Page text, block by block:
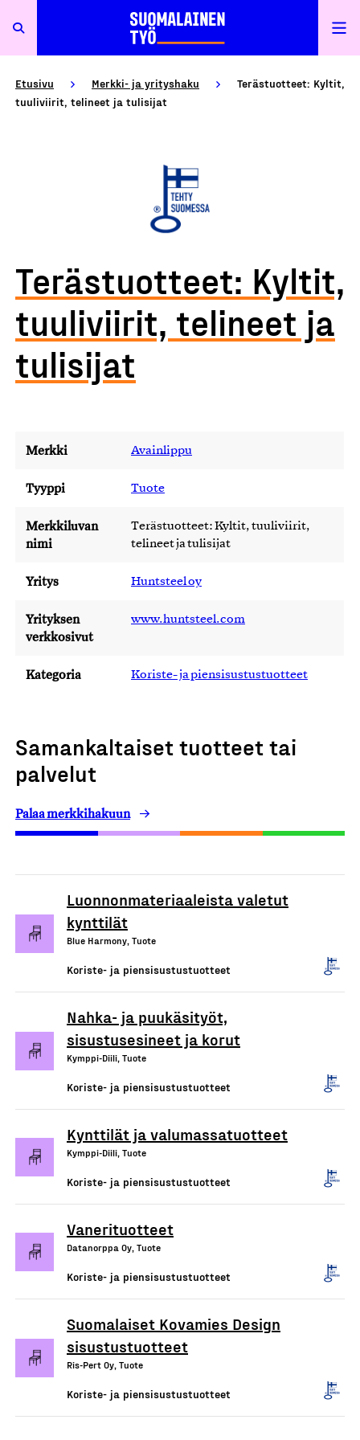
Etusivu Merkki- ja yrityshaku
Terästuotteet: Kyltit,
tuuliviirit, telineet ja tulisijat
Terästuotteet: Kyltit,
tuuliviirit, telineet ja
tulisijat
Merkki Avainlippu
Tyyppi Tuote
Merkkiluvan
nimi
Terästuotteet: Kyltit, tuuliviirit,
telineet ja tulisijat
Yritys Huntsteel oy
Yrityksen
verkkosivut
www.huntsteel.com
Kategoria Koriste- ja piensisustustuotteet
Samankaltaiset tuotteet tai
palvelut
Palaa merkkihakuun
Luonnonmateriaaleista valetut
kynttilät
Blue Harmony, Tuote
Koriste- ja piensisustustuotteet
Nahka- ja puukäsityöt,
sisustusesineet ja korut
Kymppi-Diili, Tuote
Koriste- ja piensisustustuotteet
Kynttilät ja valumassatuotteet
Kymppi-Diili, Tuote
Koriste- ja piensisustustuotteet
Vanerituotteet
Datanorppa Oy, Tuote
Koriste- ja piensisustustuotteet
Suomalaiset Kovamies Design
sisustustuotteet
Ris-Pert Oy, Tuote
Koriste- ja piensisustustuotteet